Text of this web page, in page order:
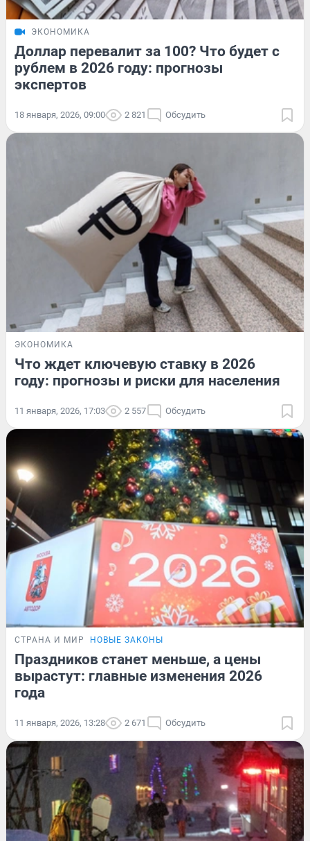
ЭКОНОМИКА
Доллар перевалит за 100? Что будет с
рублем в 2026 году: прогнозы
экспертов
18 января, 2026, 09:00 2 821 Обсудить
ЭКОНОМИКА
Что ждет ключевую ставку в 2026
году: прогнозы и риски для населения
11 января, 2026, 17:03 2 557 Обсудить
СТРАНА И МИР НОВЫЕ ЗАКОНЫ
Праздников станет меньше, а цены
вырастут: главные изменения 2026
года
11 января, 2026, 13:28 2 671 Обсудить